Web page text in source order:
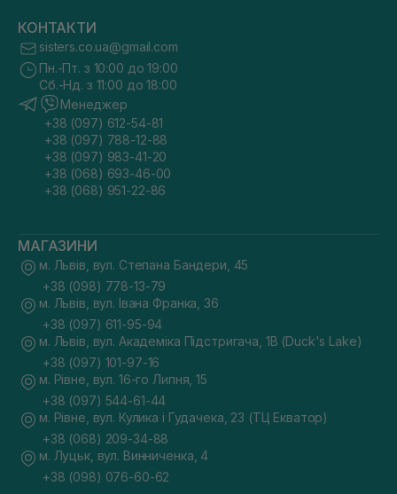
КОНТАКТИ
sisters.co.ua@gmail.com
Пн.-Пт. з 10:00 до 19:00
Сб.-Нд. з 11:00 до 18:00
Менеджер
+38 (097) 612-54-81
+38 (097) 788-12-88
+38 (097) 983-41-20
+38 (068) 693-46-00
+38 (068) 951-22-86
МАГАЗИНИ
м. Львів, вул. Степана Бандери, 45
+38 (098) 778-13-79
м. Львів, вул. Івана Франка, 36
+38 (097) 611-95-94
м. Львів, вул. Академіка Підстригача, 1В (Duck's Lake)
+38 (097) 101-97-16
м. Рівне, вул. 16-го Липня, 15
+38 (097) 544-61-44
м. Рівне, вул. Кулика і Гудачека, 23 (ТЦ Екватор)
+38 (068) 209-34-88
м. Луцьк, вул. Винниченка, 4
+38 (098) 076-60-62